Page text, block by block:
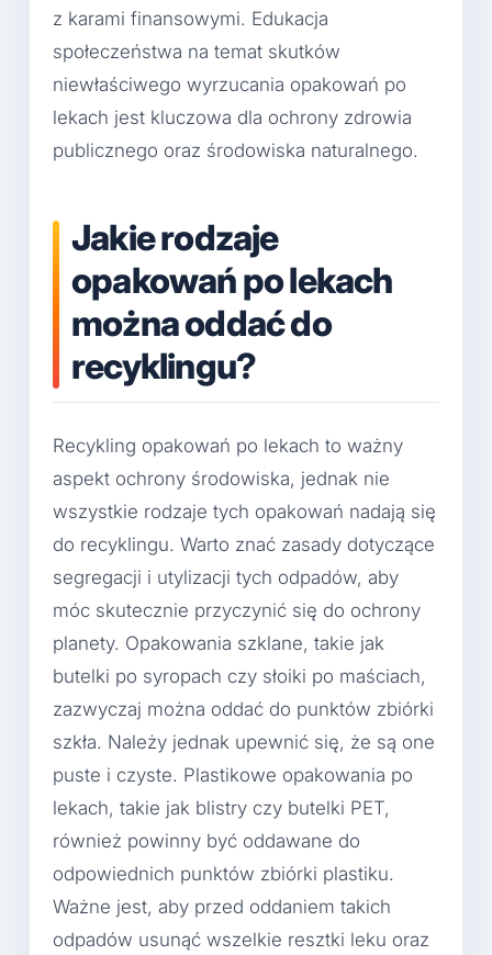
z karami finansowymi. Edukacja
społeczeństwa na temat skutków
niewłaściwego wyrzucania opakowań po
lekach jest kluczowa dla ochrony zdrowia
publicznego oraz środowiska naturalnego.
Jakie rodzaje
opakowań po lekach
można oddać do
recyklingu?
Recykling opakowań po lekach to ważny
aspekt ochrony środowiska, jednak nie
wszystkie rodzaje tych opakowań nadają się
do recyklingu. Warto znać zasady dotyczące
segregacji i utylizacji tych odpadów, aby
móc skutecznie przyczynić się do ochrony
planety. Opakowania szklane, takie jak
butelki po syropach czy słoiki po maściach,
zazwyczaj można oddać do punktów zbiórki
szkła. Należy jednak upewnić się, że są one
puste i czyste. Plastikowe opakowania po
lekach, takie jak blistry czy butelki PET,
również powinny być oddawane do
odpowiednich punktów zbiórki plastiku.
Ważne jest, aby przed oddaniem takich
odpadów usunąć wszelkie resztki leku oraz